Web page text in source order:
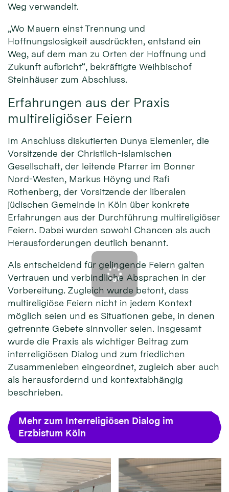
Weg verwandelt.
„Wo Mauern einst Trennung und
Hoffnungslosigkeit ausdrückten, entstand ein
Weg, auf dem man zu Orten der Hoffnung und
Zukunft aufbricht“, bekräftigte Weihbischof
Steinhäuser zum Abschluss.
Erfahrungen aus der Praxis
multireligiöser Feiern
Im Anschluss diskutierten Dunya Elemenler, die
Vorsitzende der Christlich-Islamischen
Gesellschaft, der leitende Pfarrer im Bonner
Nord-Westen, Markus Höyng und Rafi
Rothenberg, der Vorsitzende der liberalen
jüdischen Gemeinde in Köln über konkrete
Erfahrungen aus der Durchführung multireligiöser
Feiern. Dabei wurden sowohl Chancen als auch
Herausforderungen deutlich benannt.
Als entscheidend für gelingende Feiern galten
Vertrauen und verbindliche Absprachen in der
Vorbereitung. Zugleich wurde betont, dass
multireligiöse Feiern nicht in jedem Kontext
möglich seien und es Situationen gebe, in denen
getrennte Gebete sinnvoller seien. Insgesamt
wurde die Praxis als wichtiger Beitrag zum
interreligiösen Dialog und zum friedlichen
Zusammenleben eingeordnet, zugleich aber auch
als herausfordernd und kontextabhängig
beschrieben.
Mehr zum Interreligiösen Dialog im
Erzbistum Köln